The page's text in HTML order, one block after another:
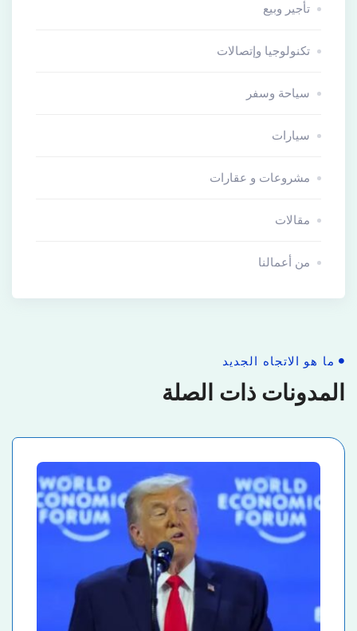
تأجير وبيع
تكنولوجيا وإتصالات
سياحة وسفر
سيارات
مشروعات و عقارات
مقالات
من أعمالنا
ما هو الاتجاه الجديد
المدونات ذات الصلة